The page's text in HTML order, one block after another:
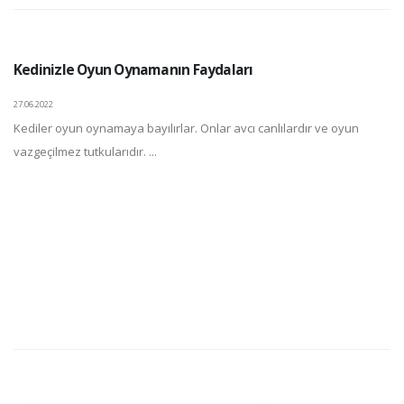
Kedinizle Oyun Oynamanın Faydaları
27.06.2022
Kediler oyun oynamaya bayılırlar. Onlar avcı canlılardır ve oyun
vazgeçilmez tutkularıdır. ...